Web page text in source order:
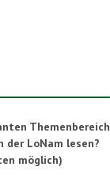
Themenbereich
der LoNam lesen?
möglich)